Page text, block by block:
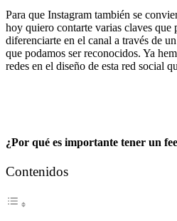
Para que Instagram también se
hoy quiero contarte varias claves que
diferenciarte en el canal a través de
que podamos ser reconocidos. Ya
redes en el diseño de esta red social
¿Por qué es importante tener un
Contenidos